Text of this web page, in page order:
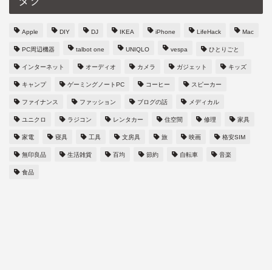
Apple DIY DJ IKEA iPhone LifeHack Mac
PC周辺機器 talbot one UNIQLO vespa ひとりごと
インターネット オーディオ カメラ ガジェット キッズ
キャンプ ゲーミングノートPC コーヒー スピーカー
ファイナンス ファッション ブログの話 メディカル
ユニクロ ラジコン レンタカー 住空間 修理 家具
家電 寝具 工具 文房具 旅 映画 格安SIM
無印良品 生活雑貨 百均 節約 自転車 音楽
食品